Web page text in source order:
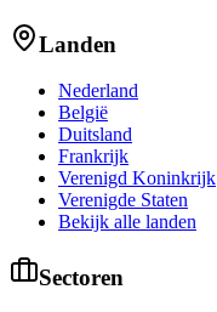
Landen
Nederland
België
Duitsland
Frankrijk
Verenigd Koninkrijk
Verenigde Staten
Bekijk alle landen
Sectoren